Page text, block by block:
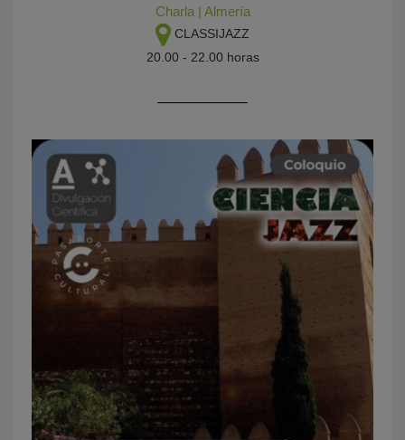
Charla| Almería
CLASSIJAZZ
20.00 - 22.00 horas